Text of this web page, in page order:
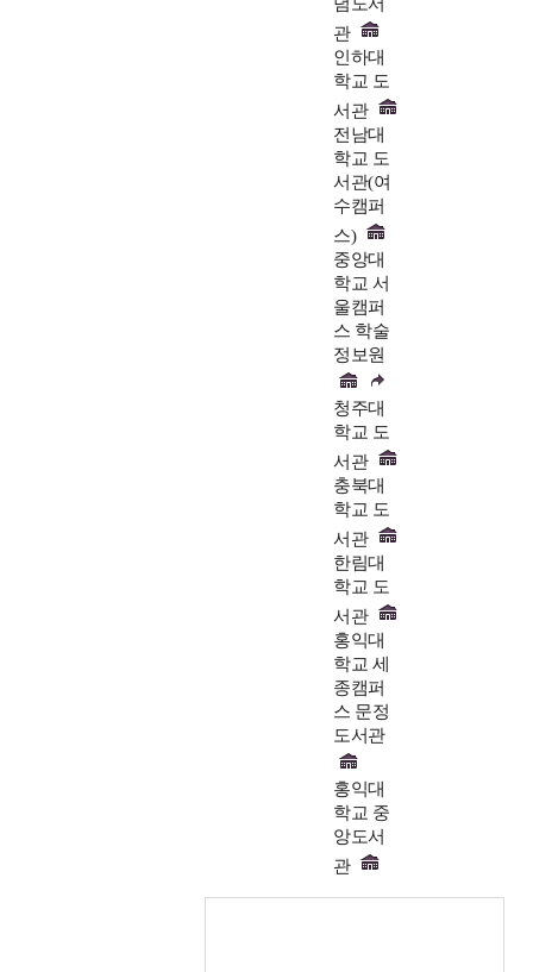
관
인하대
학교 도
서관
전남대
학교 도
서관(여
수캠퍼
스)
중앙대
학교 서
울캠퍼
스 학술
정보원
청주대
학교 도
서관
충북대
학교 도
서관
한림대
학교 도
서관
홍익대
학교 세
종캠퍼
스 문정
도서관
홍익대
학교 중
앙도서
관